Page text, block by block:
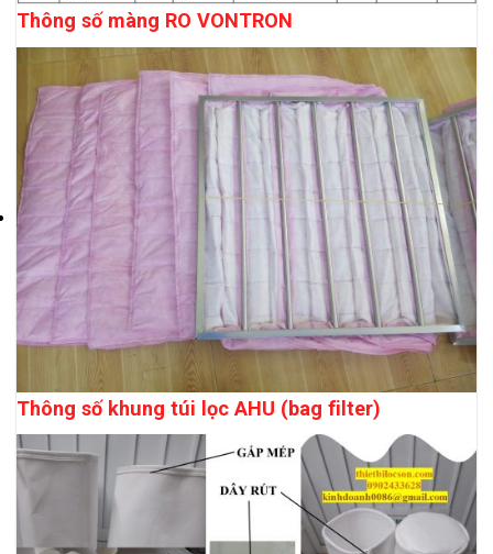
Thông số màng RO VONTRON
Thông số khung túi lọc AHU (bag filter)